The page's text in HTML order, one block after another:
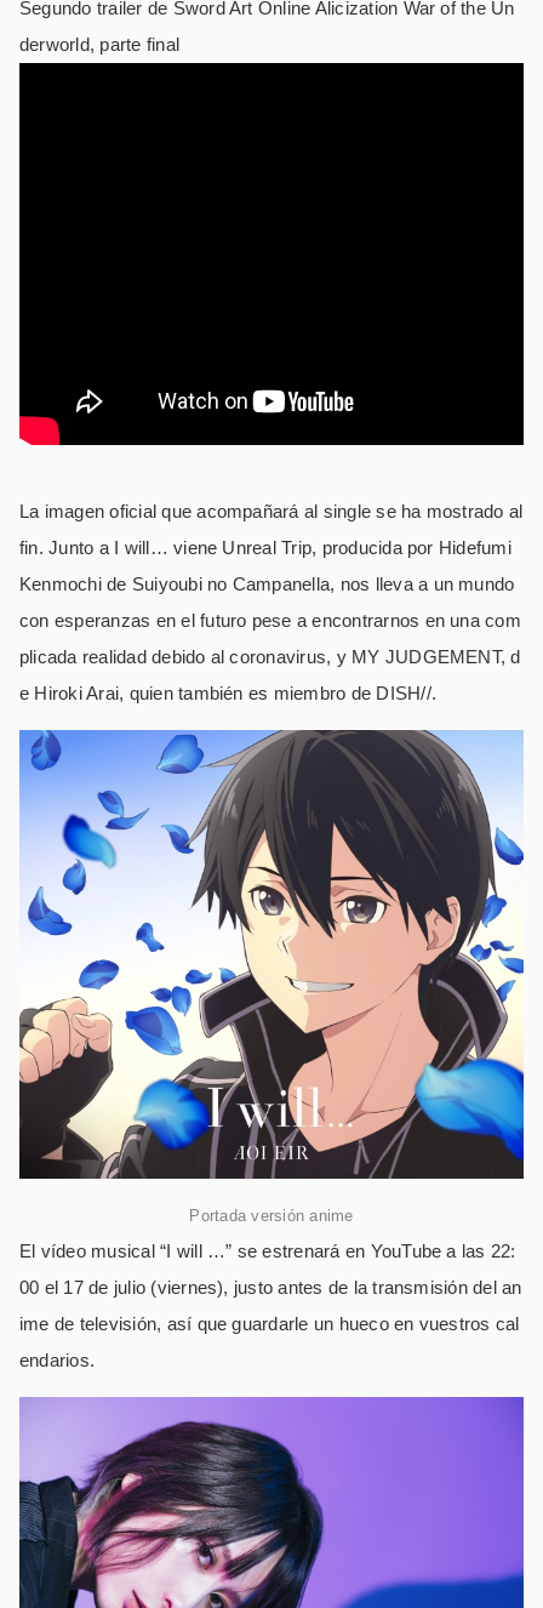
Segundo trailer de Sword Art Online Alicization War of the Un
derworld, parte final
La imagen oficial que acompañará al single se ha mostrado al
fin. Junto a I will… viene Unreal Trip, producida por Hidefumi
Kenmochi de Suiyoubi no Campanella, nos lleva a un mundo
con esperanzas en el futuro pese a encontrarnos en una com
plicada realidad debido al coronavirus, y MY JUDGEMENT, d
e Hiroki Arai, quien también es miembro de DISH//.
Portada versión anime
El vídeo musical “I will …” se estrenará en YouTube a las 22:
00 el 17 de julio (viernes), justo antes de la transmisión del an
ime de televisión, así que guardarle un hueco en vuestros cal
endarios.